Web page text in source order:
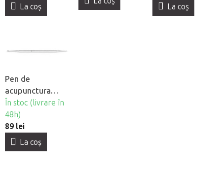
La coş
La coş
Pen de
acupunctura
Fabulo Needle
În stoc (livrare în
48h)
89 lei
La coş